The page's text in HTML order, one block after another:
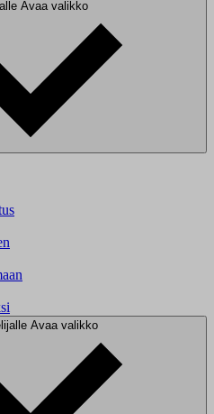
Avaa valikko
Avaa valikko